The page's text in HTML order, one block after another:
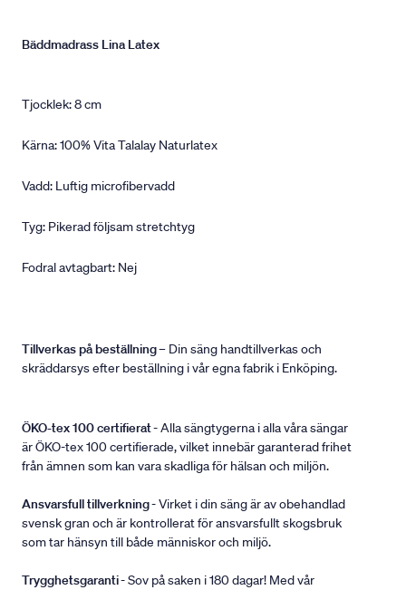
Bäddmadrass Lina Latex
Tjocklek: 8 cm
Kärna: 100% Vita Talalay Naturlatex
Vadd: Luftig microfibervadd
Tyg: Pikerad följsam stretchtyg
Fodral avtagbart: Nej
Tillverkas på beställning– Din säng handtillverkas och
skräddarsys efter beställning i vår egna fabrik i Enköping.
ÖKO-tex 100 certifierat- Alla sängtygerna i alla våra sängar
är ÖKO-tex 100 certifierade, vilket innebär garanterad frihet
från ämnen som kan vara skadliga för hälsan och miljön.
Ansvarsfull tillverkning- Virket i din säng är av obehandlad
svensk gran och är kontrollerat för ansvarsfullt skogsbruk
som tar hänsyn till både människor och miljö.
Trygghetsgaranti- Sov på saken i 180 dagar! Med vår